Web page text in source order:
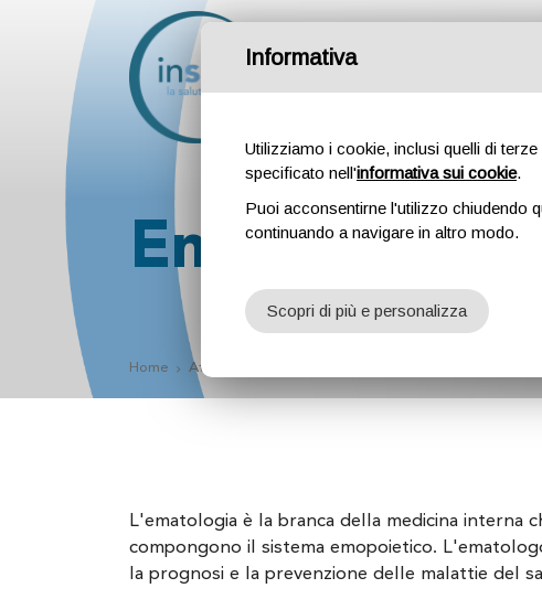
Ematologia
Home Attività
L'ematologia è la branca della medicina interna
compongono il sistema emopoietico.
la prognosi e la prevenzione delle malattie del
Informativa
Utilizziamo i cookie, inclusi quelli di
specificato nell'informativa sui cookie.
Puoi acconsentirne l'utilizzo chiudendo
continuando a navigare in altro modo.
Scopri di più e personalizza